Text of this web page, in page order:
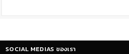
SOCIAL MEDIAS ของเรา